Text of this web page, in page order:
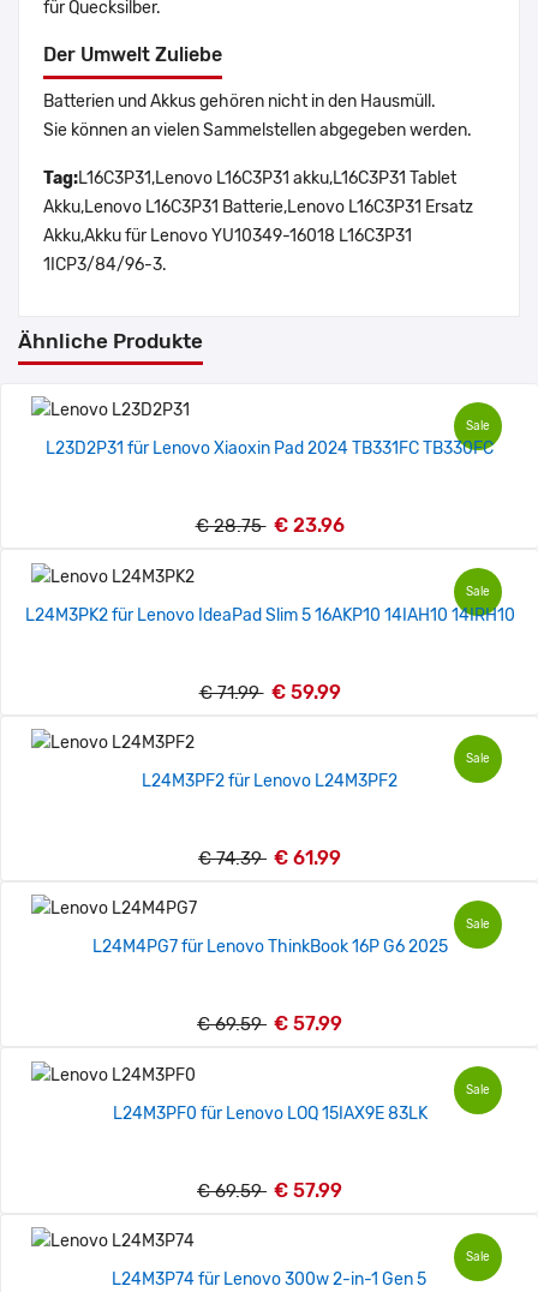
für Quecksilber.
Der Umwelt Zuliebe
Batterien und Akkus gehören nicht in den Hausmüll.
Sie können an vielen Sammelstellen abgegeben werden.
Tag:L16C3P31,Lenovo L16C3P31 akku,L16C3P31 Tablet
Akku,Lenovo L16C3P31 Batterie,Lenovo L16C3P31 Ersatz
Akku,Akku für Lenovo YU10349-16018 L16C3P31
1ICP3/84/96-3.
Ähnliche Produkte
Sale
L23D2P31 für Lenovo Xiaoxin Pad 2024 TB331FC TB330FC
€ 28.75 € 23.96
Sale
L24M3PK2 für Lenovo IdeaPad Slim 5 16AKP10 14IAH10 14IRH10
€ 71.99 € 59.99
Sale
L24M3PF2 für Lenovo L24M3PF2
€ 74.39 € 61.99
Sale
L24M4PG7 für Lenovo ThinkBook 16P G6 2025
€ 69.59 € 57.99
Sale
L24M3PF0 für Lenovo LOQ 15IAX9E 83LK
€ 69.59 € 57.99
Sale
L24M3P74 für Lenovo 300w 2-in-1 Gen 5